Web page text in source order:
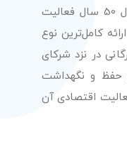
عرضه با کیفیت‌ترین محصولات از معتبرترین برندهای شناخته شده بین‌المللی را در طول 50 سال فعالیت
کامل‌ترین نوع
در نزد شرکای
و حفظ و نگهداشت
اقتصادی آن